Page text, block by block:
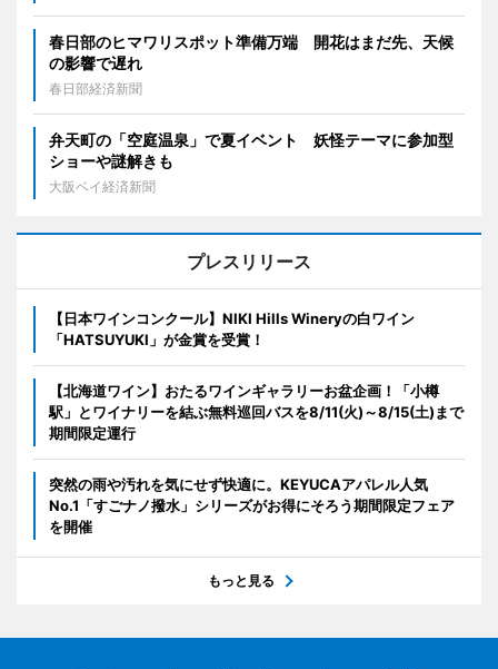
春日部のヒマワリスポット準備万端 開花はまだ先、天候
の影響で遅れ
春日部経済新聞
弁天町の「空庭温泉」で夏イベント 妖怪テーマに参加型
ショーや謎解きも
大阪ベイ経済新聞
プレスリリース
【日本ワインコンクール】NIKI Hills Wineryの白ワイン
「HATSUYUKI」が金賞を受賞！
【北海道ワイン】おたるワインギャラリーお盆企画！「小樽
駅」とワイナリーを結ぶ無料巡回バスを8/11(火)～8/15(土)まで
期間限定運行
突然の雨や汚れを気にせず快適に。KEYUCAアパレル人気
No.1「すごナノ撥水」シリーズがお得にそろう期間限定フェア
を開催
もっと見る